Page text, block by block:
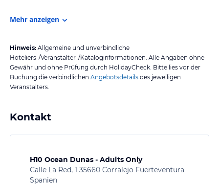
Mehr anzeigen
Hinweis: Allgemeine und unverbindliche
Hoteliers-/Veranstalter-/Kataloginformationen. Alle Angaben ohne
Gewähr und ohne Prüfung durch HolidayCheck. Bitte lies vor der
Buchung die verbindlichen Angebotsdetails des jeweiligen
Veranstalters.
Kontakt
H10 Ocean Dunas - Adults Only
Calle La Red, 1 35660 Corralejo Fuerteventura
Spanien